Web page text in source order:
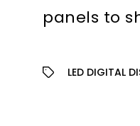
panels to
LED DIGITAL